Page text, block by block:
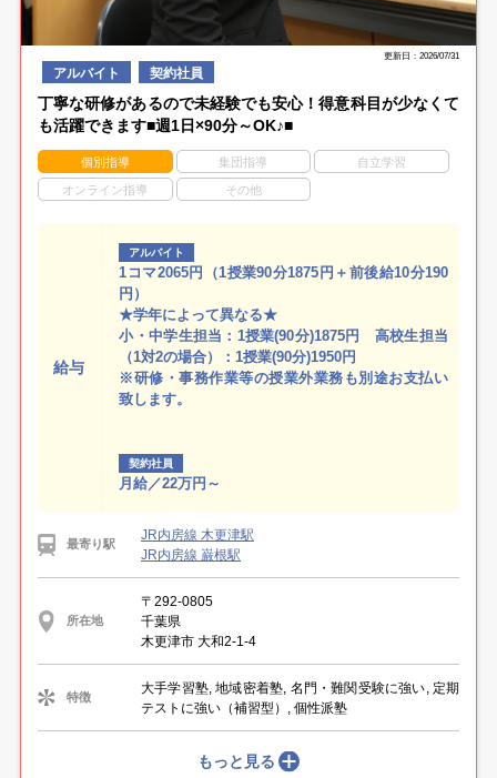
更新日：2026/07/31
アルバイト 契約社員
丁寧な研修があるので未経験でも安心！得意科目が少なくて
も活躍できます■週1日×90分～OK♪■
個別指導 集団指導 自立学習
オンライン指導 その他
給与
アルバイト
1コマ2065円（1授業90分1875円＋前後給10分190
円）
★学年によって異なる★
小・中学生担当：1授業(90分)1875円 高校生担当
（1対2の場合）：1授業(90分)1950円
※研修・事務作業等の授業外業務も別途お支払い
致します。
契約社員
月給／22万円～
最寄り駅
JR内房線 木更津駅
JR内房線 巌根駅
所在地
〒292-0805
千葉県
木更津市 大和2‐1‐4
特徴
大手学習塾, 地域密着塾, 名門・難関受験に強い, 定期
テストに強い（補習型）, 個性派塾
もっと見る